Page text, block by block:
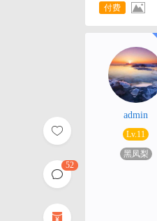
52
admin
Lv.11
黑凤梨